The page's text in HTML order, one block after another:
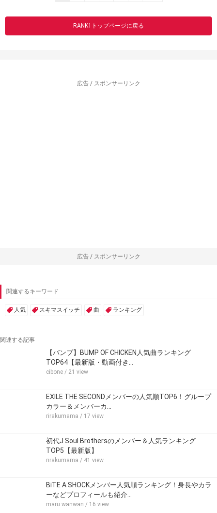
RANK1トップページに戻る
広告 / スポンサーリンク
広告 / スポンサーリンク
関連するキーワード
人気 スキマスイッチ 曲 ランキング
関連する記事
【バンプ】BUMP OF CHICKEN人気曲ランキング
TOP64【最新版・動画付き…
cibone / 21 view
EXILE THE SECONDメンバーの人気順TOP6！グループ
カラー＆メンバーカ…
rirakumama / 17 view
初代J Soul Brothersのメンバー＆人気ランキング
TOP5【最新版】
rirakumama / 41 view
BiTE A SHOCKメンバー人気順ランキング！身長やカラ
ーなどプロフィールも紹介…
maru.wanwan / 16 view